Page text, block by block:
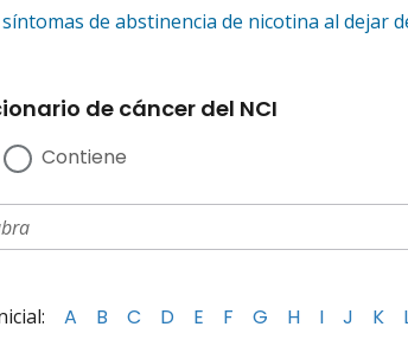
de abstinencia de nicotina al dejar
de cáncer del NCI
Contiene
A B C D E F G H I J K